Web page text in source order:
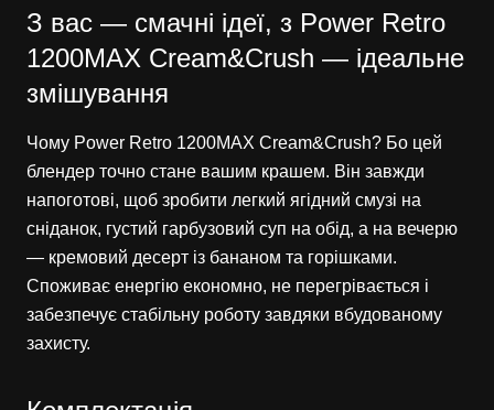
З вас — смачні ідеї, з Power Retro
1200MAX Cream&Crush — ідеальне
змішування
Чому Power Retro 1200MAX Cream&Crush? Бо цей
блендер точно стане вашим крашем. Він завжди
напоготові, щоб зробити легкий ягідний смузі на
сніданок, густий гарбузовий суп на обід, а на вечерю
— кремовий десерт із бананом та горішками.
Споживає енергію економно, не перегрівається і
забезпечує стабільну роботу завдяки вбудованому
захисту.